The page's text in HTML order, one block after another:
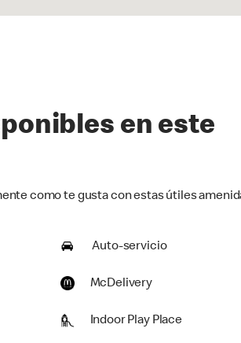
en este
como te gusta con estas útiles
Auto-servicio
McDelivery
Indoor Play Place